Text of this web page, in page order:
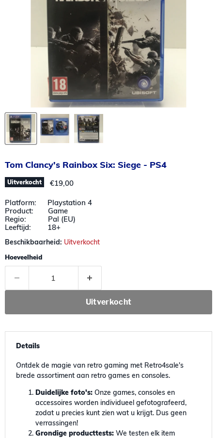
Tom Clancy's Rainbox Six: Siege - PS4
Uitverkocht Huidige prijs
€19,00
Platform: Playstation 4
Product: Game
Regio: Pal (EU)
Leeftijd: 18+
Beschikbaarheid: Uitverkocht
Hoeveelheid
Uitverkocht
Details
Ontdek de magie van retro gaming met Retro4sale's
brede assortiment aan retro games en consoles.
Duidelijke foto's:Onze games, consoles en
accessoires worden individueel gefotografeerd,
zodat u precies kunt zien wat u krijgt. Dus geen
verrassingen!
Grondige producttests:We testen elk item